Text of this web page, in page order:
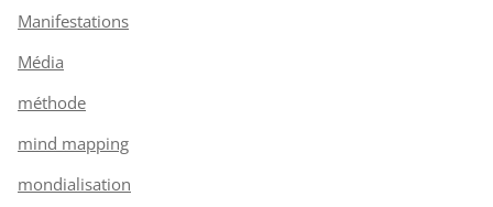
Manifestations
Média
méthode
mind mapping
mondialisation